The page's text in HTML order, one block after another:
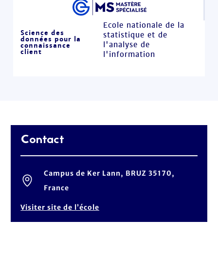
Science des
données pour la
connaissance
client
Ecole nationale de la
statistique et de
l'analyse de
l'information
Contact
Campus de Ker Lann, BRUZ 35170,
France
Visiter site de l’école